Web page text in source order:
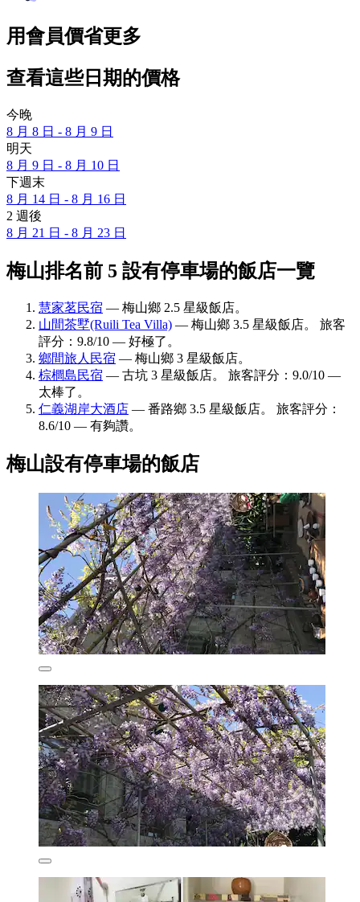
用會員價省更多
查看這些日期的價格
今晚
8 月 8 日 - 8 月 9 日
明天
8 月 9 日 - 8 月 10 日
下週末
8 月 14 日 - 8 月 16 日
2 週後
8 月 21 日 - 8 月 23 日
梅山排名前 5 設有停車場的飯店一覽
慧家茗民宿 — 梅山鄉 2.5 星級飯店。
山間茶墅(Ruili Tea Villa) — 梅山鄉 3.5 星級飯店。 旅客
評分：9.8/10 — 好極了。
鄉間旅人民宿 — 梅山鄉 3 星級飯店。
棕櫚島民宿 — 古坑 3 星級飯店。 旅客評分：9.0/10 —
太棒了。
仁義湖岸大酒店 — 番路鄉 3.5 星級飯店。 旅客評分：
8.6/10 — 有夠讚。
梅山設有停車場的飯店